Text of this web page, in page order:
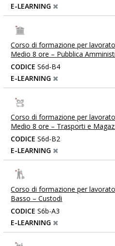
E-LEARNING
Corso di formazione per
Medio 8 ore – Pubblica
CODICE S6d-B4
E-LEARNING
Corso di formazione per
Medio 8 ore – Trasporti e
CODICE S6d-B2
E-LEARNING
Corso di formazione per
Basso – Custodi
CODICE S6b-A3
E-LEARNING